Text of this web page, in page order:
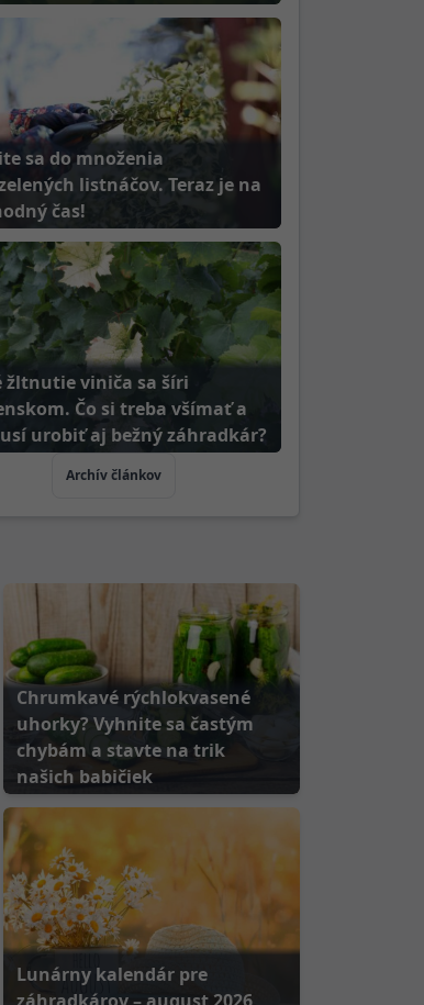
sa do množenia
listnáčov. Teraz je na
čas!
žltnutie viniča sa šíri
Čo si treba všímať a
urobiť aj bežný záhradkár?
Archív článkov
Chrumkavé rýchlokvasené
uhorky? Vyhnite sa častým
chybám a stavte na trik
našich babičiek
Lunárny kalendár pre